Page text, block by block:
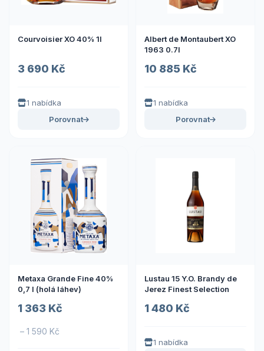
Courvoisier XO 40% 1l
3 690 Kč
1 nabídka
Porovnat
Albert de Montaubert XO
1963 0.7l
10 885 Kč
1 nabídka
Porovnat
Metaxa Grande Fine 40%
0,7 l (holá láhev)
1 363 Kč
– 1 590 Kč
Lustau 15 Y.O. Brandy de
Jerez Finest Selection
1 480 Kč
1 nabídka